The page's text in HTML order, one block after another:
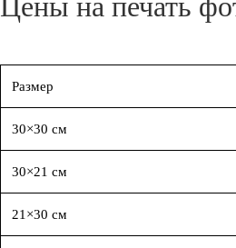
Размер
30×30 см
30×21 см
21×30 см